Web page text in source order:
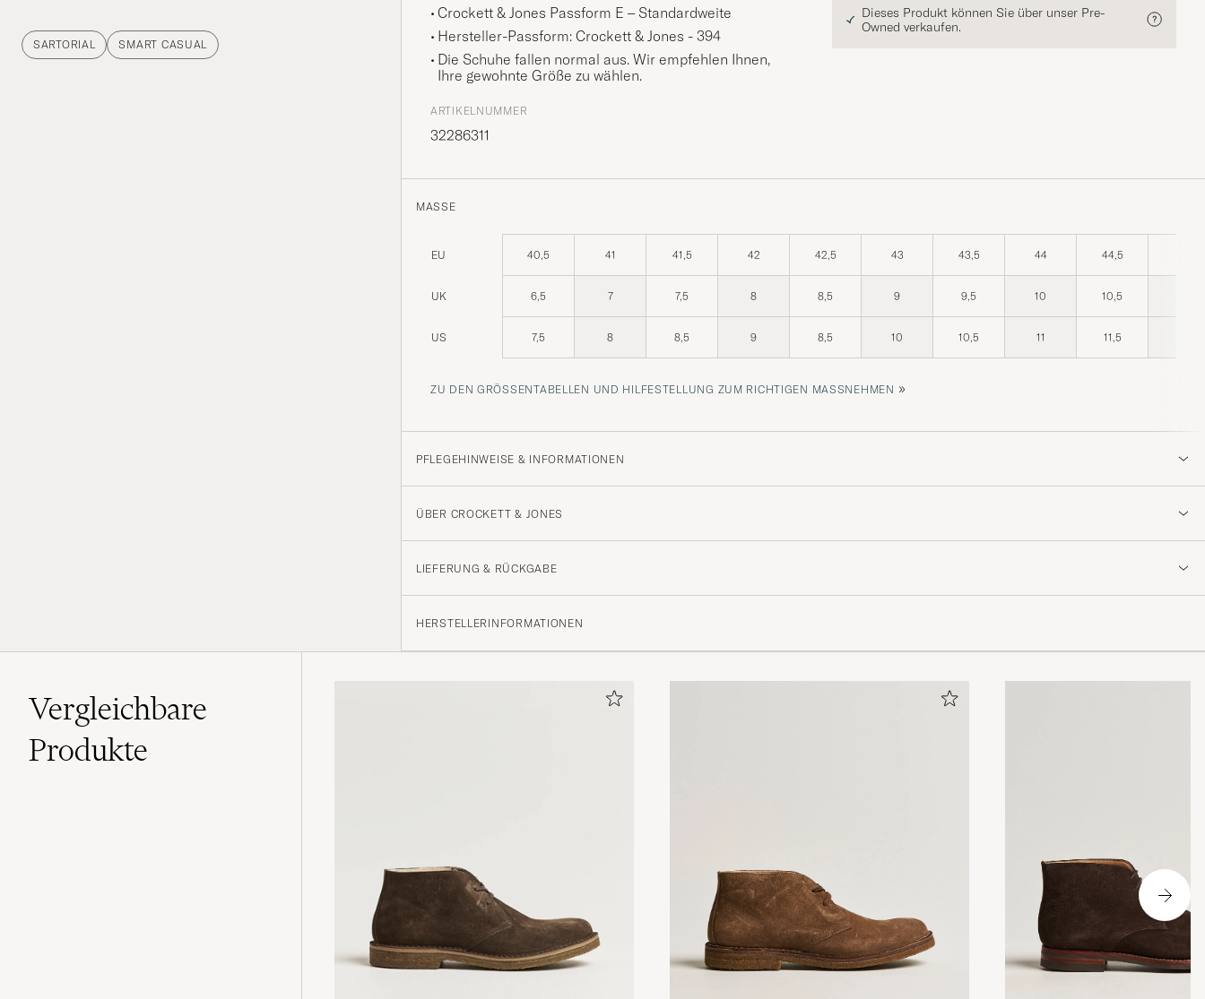
Dieses Produkt können Sie über unser Pre-
Owned verkaufen.
SARTORIAL SMART CASUAL
Crockett & Jones Passform E – Standardweite
Hersteller-Passform: Crockett & Jones - 394
Die Schuhe fallen normal aus. Wir empfehlen Ihnen,
Ihre gewohnte Größe zu wählen.
ARTIKELNUMMER
32286311
MASSE
EU 40,5 41 41,5 42 42,5 43 43,5 44 44,5
UK 6,5 7 7,5 8 8,5 9 9,5 10 10,5
US 7,5 8 8,5 9 8,5 10 10,5 11 11,5
ZU DEN GRÖSSENTABELLEN UND HILFESTELLUNG ZUM RICHTIGEN MASSNEHMEN »
PFLEGEHINWEISE & INFORMATIONEN
ÜBER CROCKETT & JONES
LIEFERUNG & RÜCKGABE
HERSTELLERINFORMATIONEN
Vergleichbare
Produkte